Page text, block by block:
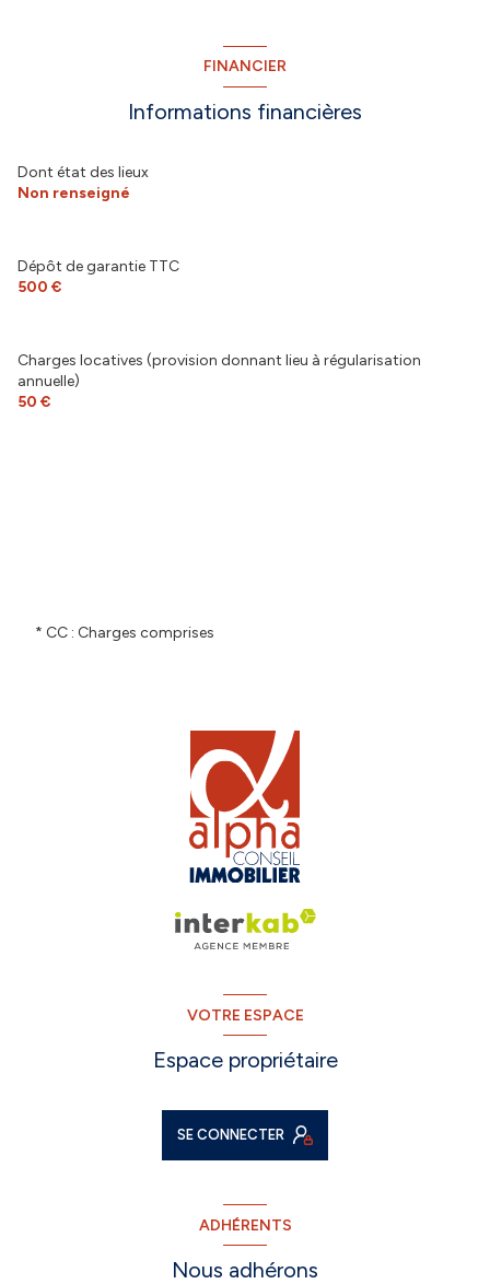
2 étage(s)
cave
interphone
FINANCIER
Informations financières
Dont état des lieux
Non renseigné
Dépôt de garantie TTC
500 €
Charges locatives (provision donnant lieu à régularisation
annuelle)
50 €
* CC : Charges comprises
VOTRE ESPACE
Espace propriétaire
SE CONNECTER
ADHÉRENTS
Nous adhérons